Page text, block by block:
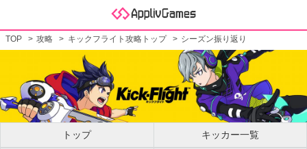
TOP 攻略 キックフライト攻略トップ シーズン振り返り
トップ キッカー一覧